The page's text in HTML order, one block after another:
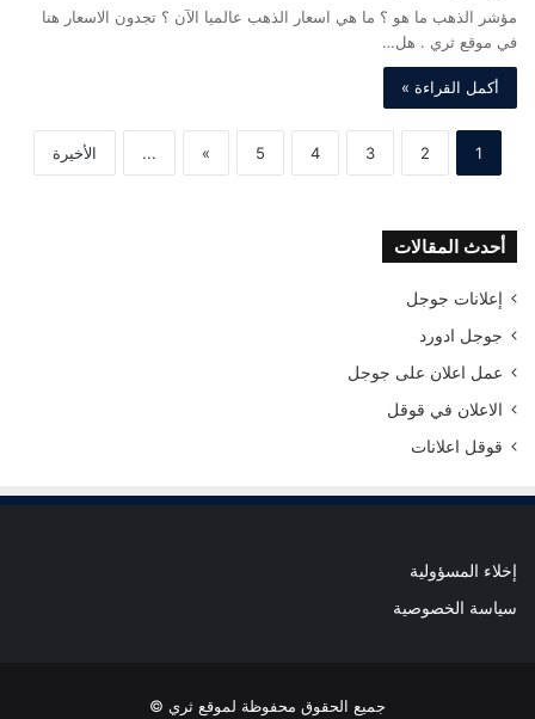
مؤشر الذهب ما هو ؟ ما هي اسعار الذهب عالميا الآن ؟ تجدون الاسعار هنا
في موقع ثري . هل…
أكمل القراءة »
1
2
3
4
5
»
... الأخيرة
أحدث المقالات
إعلانات جوجل
جوجل ادورد
عمل اعلان على جوجل
الاعلان في قوقل
قوقل اعلانات
إخلاء المسؤولية
سياسة الخصوصية
جميع الحقوق محفوظة لموقع ثري ©